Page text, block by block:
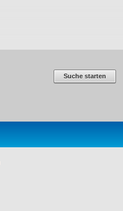
Suche starten